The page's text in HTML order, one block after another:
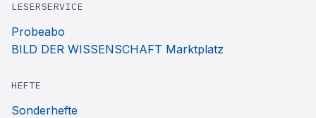
LESERSERVICE
Probeabo
BILD DER WISSENSCHAFT Marktplatz
HEFTE
Sonderhefte